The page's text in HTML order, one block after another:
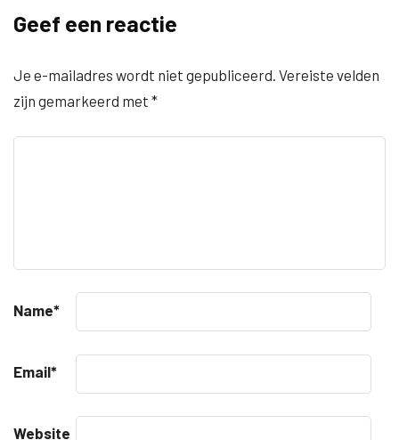
Geef een reactie
Je e-mailadres wordt niet gepubliceerd. Vereiste velden
zijn gemarkeerd met *
Name*
Email*
Website